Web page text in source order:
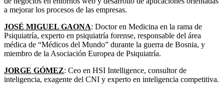
a mejorar los procesos de las empresas.
JOSÉ MIGUEL GAONA: Doctor en Medicina en la rama de
Psiquiatría, experto en psiquiatría forense, responsable del área
médica de “Médicos del Mundo” durante la guerra de Bosnia, y
miembro de la Asociación Europea de Psiquiatría.
JORGE GÓMEZ: Ceo en HSI Intelligence, consultor de
inteligencia, exagente del CNI y experto en inteligencia competitiva.